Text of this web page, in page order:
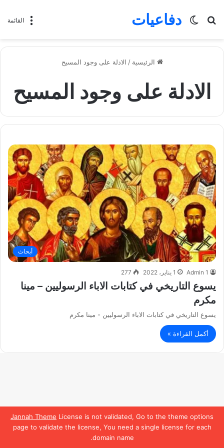
Jannah Theme License is not validated, Go to the theme options
page to validate the license, You need a single license for each
domain name.
القائمة دفاعيات
بحث
الوضع
الرئيسية / الادلة على وجود المسيح
الادلة على وجود المسيح
أبحاث
Admin 1 1 يناير، 2022 277
يسوع التاريخي في كتابات الاباء الرسوليين – مينا
مكرم
يسوع التاريخي في كتابات الاباء الرسوليين - مينا مكرم
أكمل القراءة »